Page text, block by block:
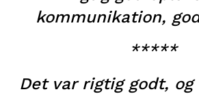
kommunikation,
*****
Det var rigtig godt,